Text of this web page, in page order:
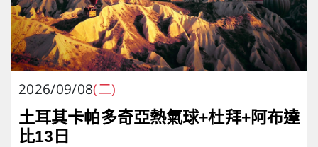
2026/09/08(二)
土耳其卡帕多奇亞熱氣球+杜拜+阿布達
比13日